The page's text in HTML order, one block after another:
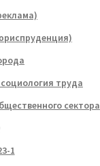
труда
сектора
1